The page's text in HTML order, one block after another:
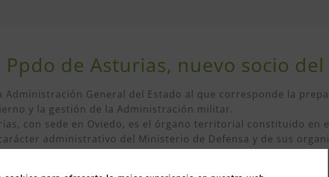
de Asturias, nuevo socio del
General del Estado al que corresponde la
y la gestión de la Administración militar.
con sede en Oviedo, es el órgano territorial constituido en
administrativo del Ministerio de Defensa y de sus
Europea
de la Subsecretaría del Departamento. Corresponde a la